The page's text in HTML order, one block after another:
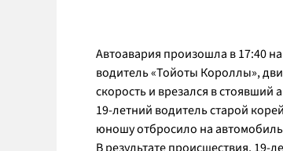
Автоавария произошла в 17:40
водитель «Тойоты Короллы»,
скорость и врезался в стоявший
19-летний водитель старой
юношу отбросило на